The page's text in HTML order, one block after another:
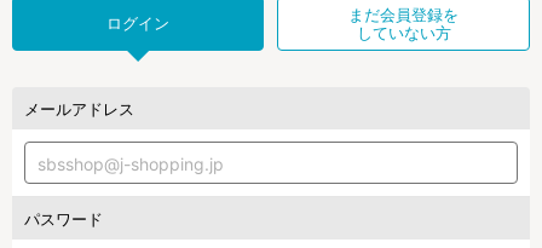
ログイン
まだ会員登録を
していない方
メールアドレス
パスワード